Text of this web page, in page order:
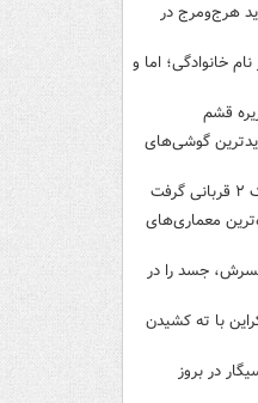
هرج‌ومرج در
خانوادگی؛ اما و
قشم
گوشی‌های
معماری‌های
جسد را در
با ته کشیدن
در بروز